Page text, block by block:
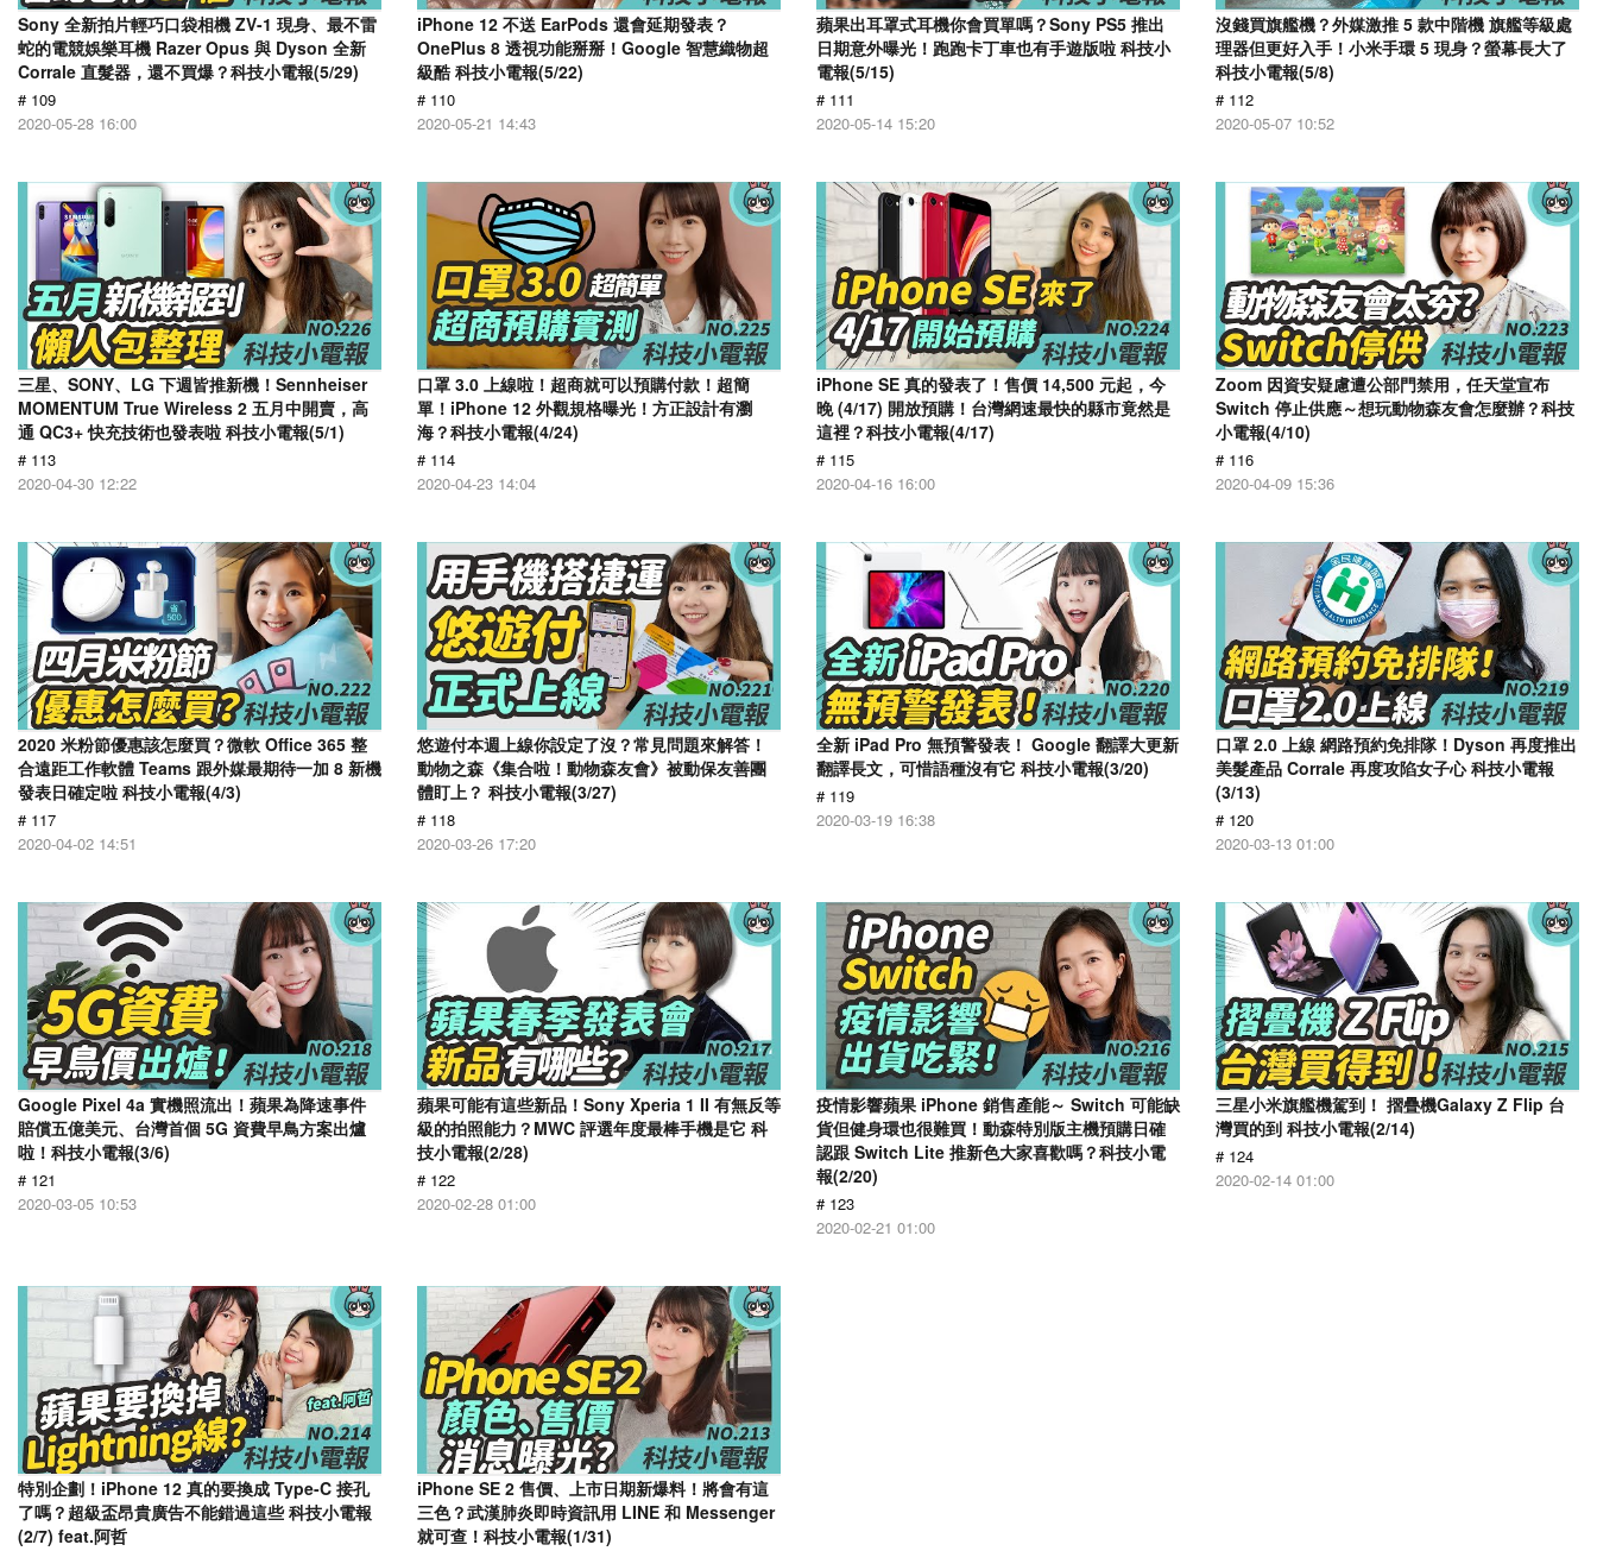
Sony 全新拍片輕巧口袋相機 ZV-1 現身、最不雷
蛇的電競娛樂耳機 Razer Opus 與 Dyson 全新
Corrale 直髮器，還不買爆？科技小電報(5/29)
# 109
2020-05-28 16:00
iPhone 12 不送 EarPods 還會延期發表？
OnePlus 8 透視功能掰掰！Google 智慧織物超
級酷 科技小電報(5/22)
# 110
2020-05-21 14:43
蘋果出耳罩式耳機你會買單嗎？Sony PS5 推出
日期意外曝光！跑跑卡丁車也有手遊版啦 科技小
電報(5/15)
# 111
2020-05-14 15:20
沒錢買旗艦機？外媒激推 5 款中階機 旗艦等級處
理器但更好入手！小米手環 5 現身？螢幕長大了
科技小電報(5/8)
# 112
2020-05-07 10:52
三星、SONY、LG 下週皆推新機！Sennheiser
MOMENTUM True Wireless 2 五月中開賣，高
通 QC3+ 快充技術也發表啦 科技小電報(5/1)
# 113
2020-04-30 12:22
口罩 3.0 上線啦！超商就可以預購付款！超簡
單！iPhone 12 外觀規格曝光！方正設計有瀏
海？科技小電報(4/24)
# 114
2020-04-23 14:04
​iPhone SE 真的發表了！售價 14,500 元起，今
晚 (4/17) 開放預購！台灣網速最快的縣市竟然是
這裡？科技小電報(4/17)
# 115
2020-04-16 16:00
Zoom 因資安疑慮遭公部門禁用，任天堂宣布
Switch 停止供應～想玩動物森友會怎麼辦？科技
小電報(4/10)
# 116
2020-04-09 15:36
2020 米粉節優惠該怎麼買？微軟 Office 365 整
合遠距工作軟體 Teams 跟外媒最期待一加 8 新機
發表日確定啦 科技小電報(4/3)
# 117
2020-04-02 14:51
悠遊付本週上線你設定了沒？常見問題來解答！
動物之森《集合啦！動物森友會》被動保友善團
體盯上？ 科技小電報(3/27)
# 118
2020-03-26 17:20
全新 iPad Pro 無預警發表！ Google 翻譯大更新
翻譯長文，可惜語種沒有它 科技小電報(3/20)
# 119
2020-03-19 16:38
口罩 2.0 上線 網路預約免排隊！Dyson 再度推出
美髮產品 Corrale 再度攻陷女子心 科技小電報
(3/13)
# 120
2020-03-13 01:00
Google Pixel 4a 實機照流出！蘋果為降速事件
賠償五億美元、台灣首個 5G 資費早鳥方案出爐
啦！科技小電報(3/6)
# 121
2020-03-05 10:53
蘋果可能有這些新品！Sony Xperia 1 II 有無反等
級的拍照能力？MWC 評選年度最棒手機是它 科
技小電報(2/28)
# 122
2020-02-28 01:00
疫情影響蘋果 iPhone 銷售產能～ Switch 可能缺
貨但健身環也很難買！動森特別版主機預購日確
認跟 Switch Lite 推新色大家喜歡嗎？科技小電
報(2/20)
# 123
2020-02-21 01:00
三星小米旗艦機駕到！ 摺疊機Galaxy Z Flip 台
灣買的到 科技小電報(2/14)
# 124
2020-02-14 01:00
特別企劃！iPhone 12 真的要換成 Type-C 接孔
了嗎？超級盃昂貴廣告不能錯過這些 科技小電報
(2/7) feat.阿哲
iPhone SE 2 售價、上市日期新爆料！將會有這
三色？武漢肺炎即時資訊用 LINE 和 Messenger
就可查！科技小電報(1/31)